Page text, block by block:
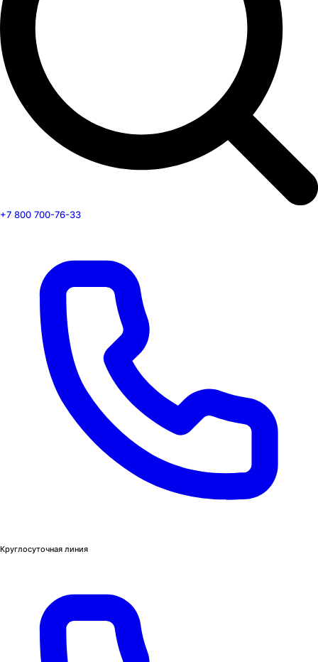
+7 800 700-76-33
Круглосуточная линия